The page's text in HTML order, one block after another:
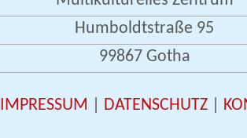
Humboldtstraße 95
99867 Gotha
IMPRESSUM DATENSCHUTZ